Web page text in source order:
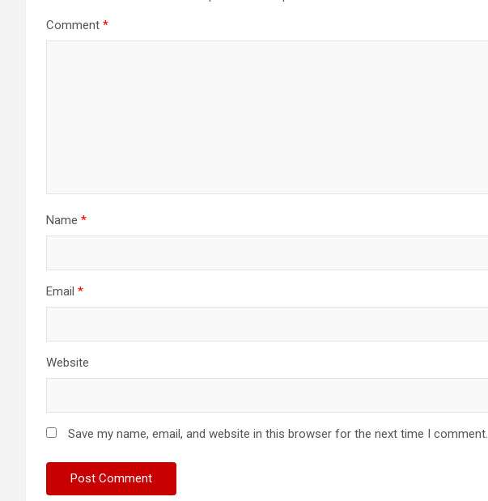
Comment *
Name *
Email *
Website
Save my name, email, and website in this browser for the next time I comment.